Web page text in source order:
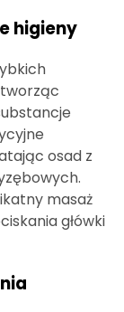
higieny
osad z
masaż
główki